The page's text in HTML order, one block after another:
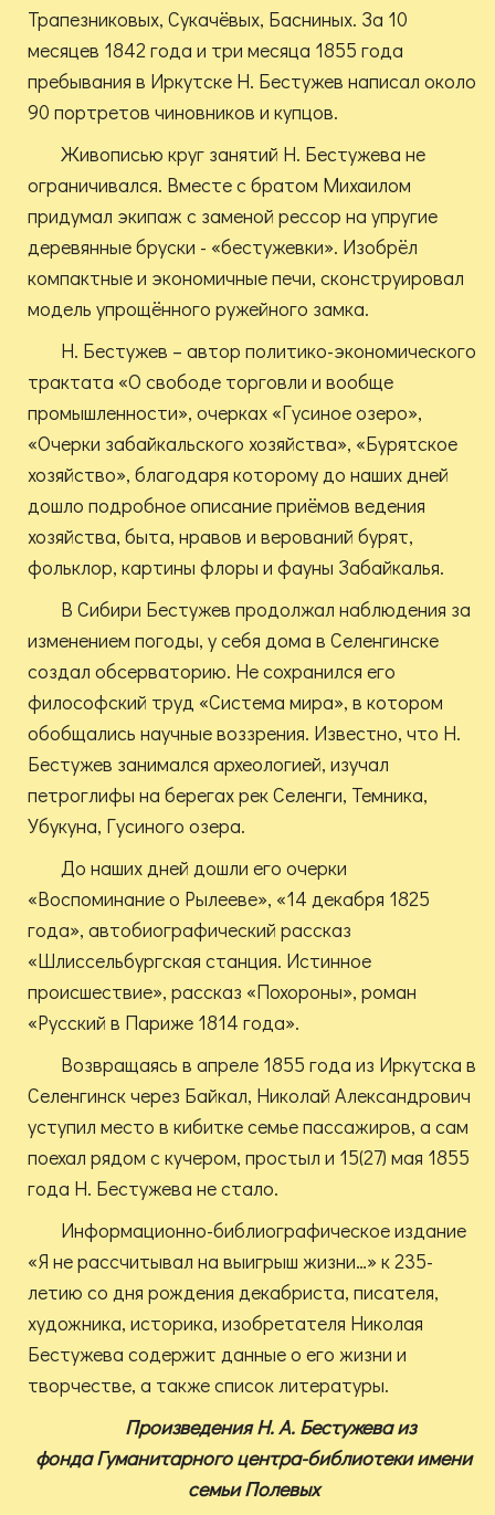
Трапезниковых, Сукачёвых, Басниных. За 10
месяцев 1842 года и три месяца 1855 года
пребывания в Иркутске Н. Бестужев написал около
90 портретов чиновников и купцов.
Живописью круг занятий Н. Бестужева не
ограничивался. Вместе с братом Михаилом
придумал экипаж с заменой рессор на упругие
деревянные бруски - «бестужевки». Изобрёл
компактные и экономичные печи, сконструировал
модель упрощённого ружейного замка.
Н. Бестужев – автор политико-экономического
трактата «О свободе торговли и вообще
промышленности», очерках «Гусиное озеро»,
«Очерки забайкальского хозяйства», «Бурятское
хозяйство», благодаря которому до наших дней
дошло подробное описание приёмов ведения
хозяйства, быта, нравов и верований бурят,
фольклор, картины флоры и фауны Забайкалья.
В Сибири Бестужев продолжал наблюдения за
изменением погоды, у себя дома в Селенгинске
создал обсерваторию. Не сохранился его
философский труд «Система мира», в котором
обобщались научные воззрения. Известно, что Н.
Бестужев занимался археологией, изучал
петроглифы на берегах рек Селенги, Темника,
Убукуна, Гусиного озера.
До наших дней дошли его очерки
«Воспоминание о Рылееве», «14 декабря 1825
года», автобиографический рассказ
«Шлиссельбургская станция. Истинное
происшествие», рассказ «Похороны», роман
«Русский в Париже 1814 года».
Возвращаясь в апреле 1855 года из Иркутска в
Селенгинск через Байкал, Николай Александрович
уступил место в кибитке семье пассажиров, а сам
поехал рядом с кучером, простыл и 15(27) мая 1855
года Н. Бестужева не стало.
Информационно-библиографическое издание
«Я не рассчитывал на выигрыш жизни…» к 235-
летию со дня рождения декабриста, писателя,
художника, историка, изобретателя Николая
Бестужева содержит данные о его жизни и
творчестве, а также список литературы.
Произведения Н. А. Бестужева из
фондаГуманитарного центра-библиотеки имени
семьи Полевых